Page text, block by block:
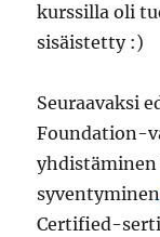
kurssilla oli
sisäistetty :)
Seuraavaksi
Foundation-
Certified-